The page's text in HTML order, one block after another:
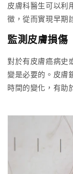
皮膚科醫生可以利
徵，從而實現早期
監測皮膚損傷
對於有皮膚癌病史
變是必要的。皮膚
時間的變化，有助